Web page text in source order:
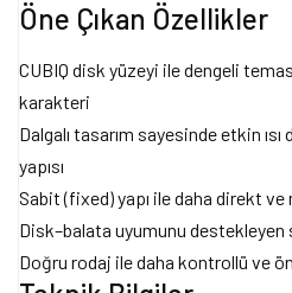
Öne Çıkan Özellikler
CUBIQ disk yüzeyi ile dengeli
karakteri
Dalgalı tasarım sayesinde etkin ısı
yapısı
Sabit (fixed) yapı ile daha direkt
Disk–balata uyumunu
Doğru rodaj ile daha kontrollü ve